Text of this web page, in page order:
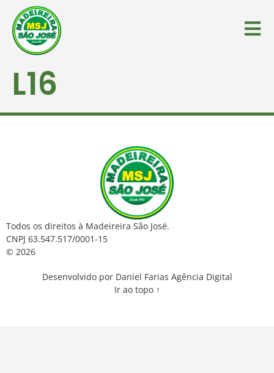
L16
Todos os direitos à Madeireira São José.
CNPJ 63.547.517/0001-15
© 2026
Desenvolvido por Daniel Farias Agência Digital
Ir ao topo ↑